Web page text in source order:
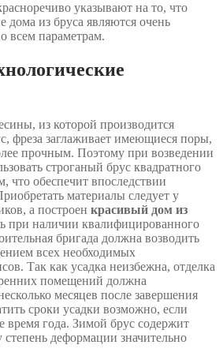
указывают на то, что
дома из бруса являются очень
всем параметрам.
из которой производится
фреза заглаживает имеющиеся поры,
прочным. Поэтому при возведении
строганый брус квадратного
что обеспечит впоследствии
материалы следует у
а построен красивый дом из
при наличии квалифицированного
бригада должна возводить
всех необходимых
Так как усадка неизбежна, отделка
помещений должна
месяцев после завершения
сроки усадки возможно, если
время года. Зимой брус содержит
деформации значительно